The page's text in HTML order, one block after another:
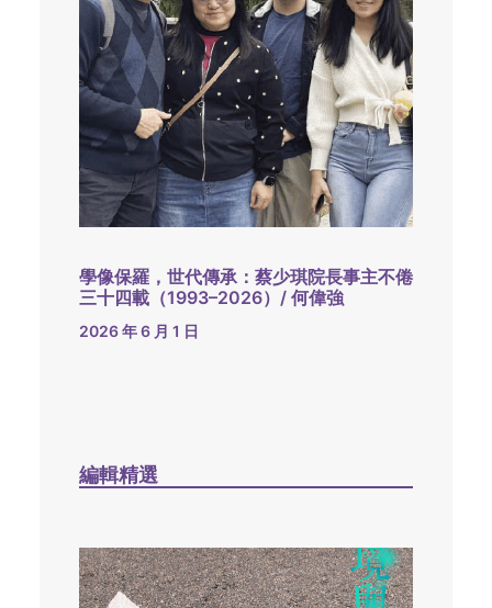
學像保羅，世代傳承：蔡少琪院長事主不倦
三十四載（1993–2026）/ 何偉強
2026 年 6 月 1 日
編輯精選